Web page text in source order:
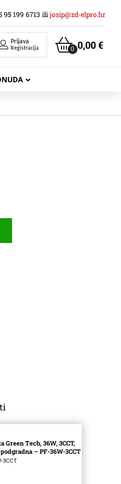
95 199 6713 ili josip@zd-elpro.hr
Prijava
Registracija 0,00€
0
Green Tech, 36W, 3CCT,
podgradna – PF-36W-3CCT
3CCT